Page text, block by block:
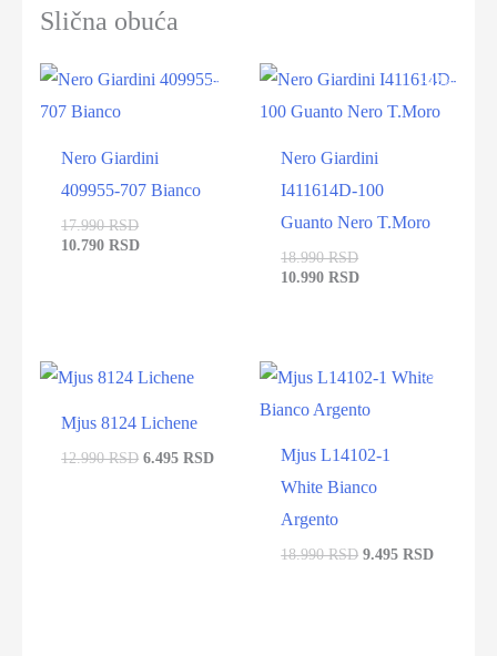
Slična obuća
-40%
Nero Giardini
409955-707 Bianco
17.990 RSD
10.790 RSD
-42%
Nero Giardini
I411614D-100
Guanto Nero T.Moro
18.990 RSD
10.990 RSD
Mjus 8124 Lichene
12.990 RSD 6.495 RSD
-50%
Mjus L14102-1
White Bianco
Argento
18.990 RSD 9.495 RSD